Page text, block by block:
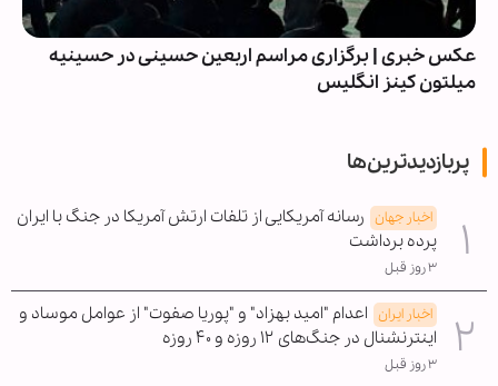
عکس خبری | برگزاری مراسم اربعین حسینی در حسینیه
میلتون کینز انگلیس
پربازدیدترین‌ها
اخبار جهان رسانه آمریکایی از تلفات ارتش آمریکا در جنگ با ایران
پرده برداشت
۳ روز قبل
اخبار ایران اعدام "امید بهزاد" و "پوریا صفوت" از عوامل موساد و
اینترنشنال در جنگ‌های ۱۲ روزه و ۴۰ روزه
۳ روز قبل